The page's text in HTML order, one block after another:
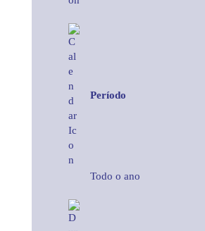
Período
Todo o ano